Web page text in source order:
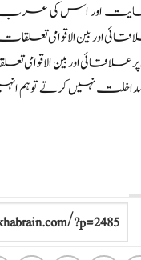
اور اس کی عرب ،
بین الاقوامی تعلقات
علاقائی اور بین
نہیں کرتے تو ہم